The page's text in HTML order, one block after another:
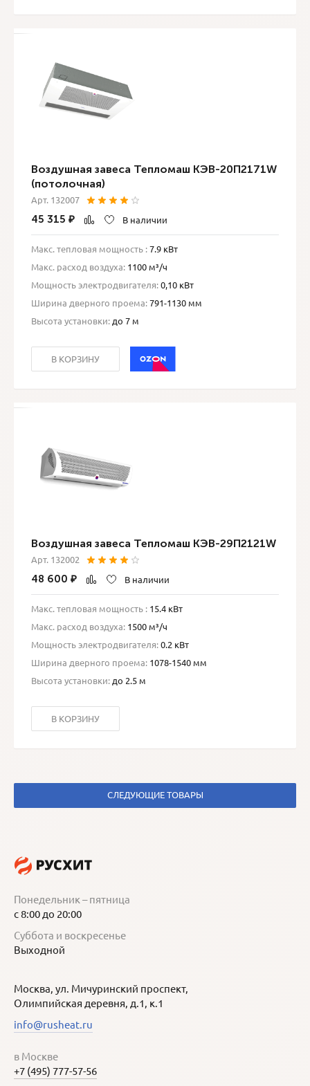
Воздушная завеса Тепломаш КЭВ-20П2171W
(потолочная)
Арт. 132007
45 315 ₽ В наличии
Макс. тепловая мощность :7.9 кВт
Макс. расход воздуха: 1100 м³/ч
Мощность электродвигателя:0,10 кВт
Ширина дверного проема:791-1130 мм
Высота установки: до 7 м
В КОРЗИНУ
Воздушная завеса Тепломаш КЭВ-29П2121W
Арт. 132002
48 600 ₽ В наличии
Макс. тепловая мощность : 15.4 кВт
Макс. расход воздуха: 1500 м³/ч
Мощность электродвигателя:0.2 кВт
Ширина дверного проема: 1078-1540 мм
Высота установки: до 2.5 м
В КОРЗИНУ
СЛЕДУЮЩИЕ ТОВАРЫ
Москва, ул. Мичуринский проспект,
Олимпийская деревня, д.1, к.1
info@rusheat.ru
Понедельник – пятница
с 8:00 до 20:00
Суббота и воскресенье
Выходной
в Москве
+7 (495) 777-57-56